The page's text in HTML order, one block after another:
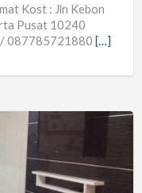
Kost : Jln Kebon
Pusat 10240
/ 087785721880 […]